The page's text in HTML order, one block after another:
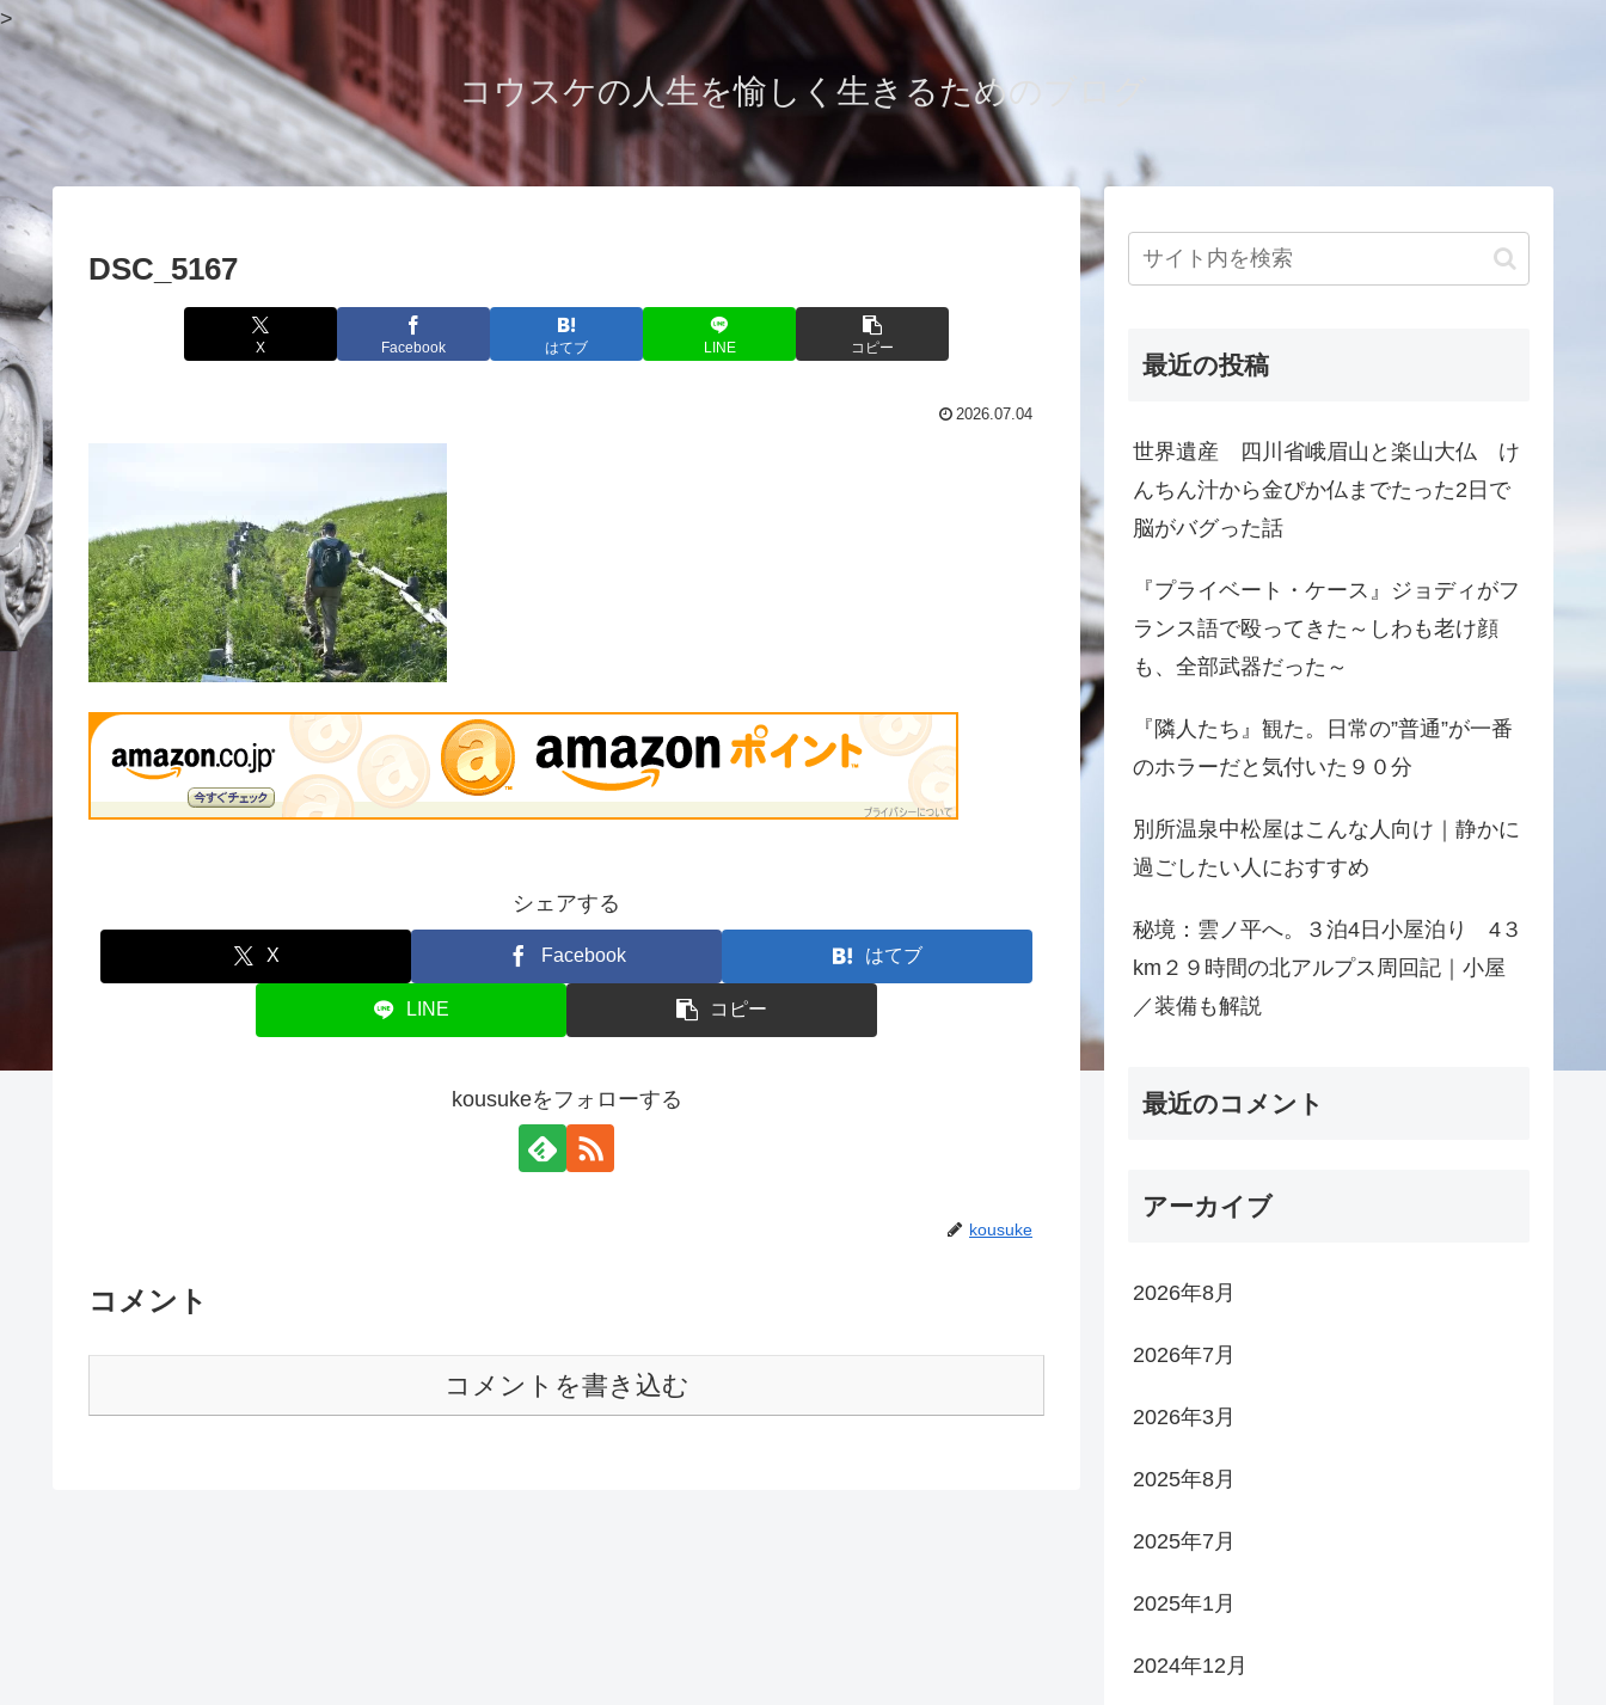
>
コウスケの人生を愉しく生きるためのブログ
DSC_5167
X Facebook はてブ LINE コピー
2026.07.04
シェアする
X Facebook はてブ
LINE コピー
kousukeをフォローする
kousuke
コメント
コメントを書き込む
最近の投稿
世界遺産 四川省峨眉山と楽山大仏 け
んちん汁から金ぴか仏までたった2日で
脳がバグった話
『プライベート・ケース』ジョディがフ
ランス語で殴ってきた～しわも老け顔
も、全部武器だった～
『隣人たち』観た。日常の”普通”が一番
のホラーだと気付いた９０分
別所温泉中松屋はこんな人向け｜静かに
過ごしたい人におすすめ
秘境：雲ノ平へ。３泊4日小屋泊り 4３
km２９時間の北アルプス周回記｜小屋
／装備も解説
最近のコメント
アーカイブ
2026年8月
2026年7月
2026年3月
2025年8月
2025年7月
2025年1月
2024年12月